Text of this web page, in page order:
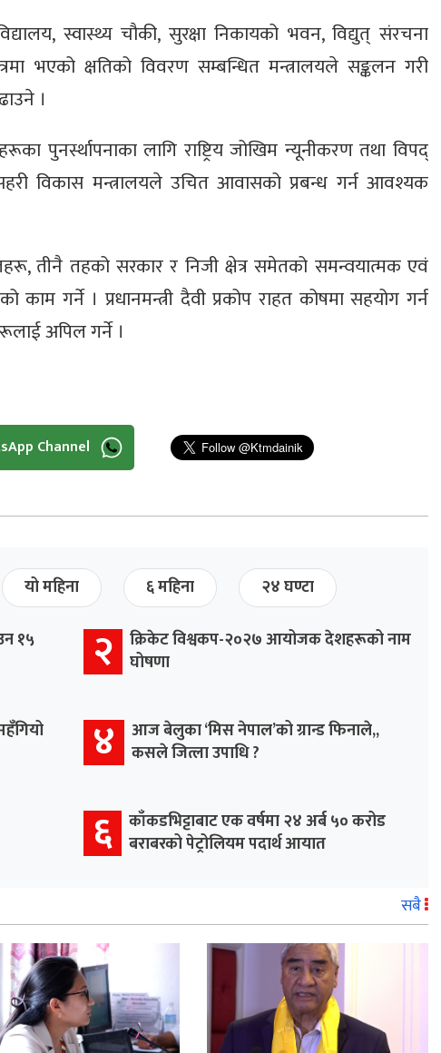
स्वास्थ्य चौकी, सुरक्षा निकायको भवन, विद्युत् संरचना
भएको क्षतिको विवरण सम्बन्धित मन्त्रालयले सङ्कलन गरी
।
पुनर्स्थापनाका लागि राष्ट्रिय जोखिम न्यूनीकरण तथा विपद्
विकास मन्त्रालयले उचित आवासको प्रबन्ध गर्न आवश्यक
तीनै तहको सरकार र निजी क्षेत्र समेतको समन्वयात्मक एवं
काम गर्ने । प्रधानमन्त्री दैवी प्रकोप राहत कोषमा सहयोग गर्न
अपिल गर्ने ।
Channel
यो महिना ६ महिना २४ घण्टा
१५ २
क्रिकेट विश्वकप-२०२७ आयोजक देशहरूको नाम
घोषणा
४
आज बेलुका ‘मिस नेपाल’को ग्रान्ड फिनाले,,
कसले जित्ला उपाधि ?
६ काँकडभिट्टाबाट एक वर्षमा २४ अर्ब ५० करोड
बराबरको पेट्रोलियम पदार्थ आयात
सबै